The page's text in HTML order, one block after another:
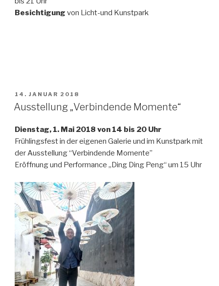
Besichtigung von Licht-und Kunstpark
VERÖFFENTLICHT
AM
14. JANUAR 2018
Ausstellung „Verbindende Momente“
Dienstag, 1. Mai 2018 von 14 bis 20 Uhr
Frühlingsfest in der eigenen Galerie und im Kunstpark mit
der Ausstellung “Verbindende Momente”
Eröffnung und Performance „Ding Ding Peng“ um 15 Uhr